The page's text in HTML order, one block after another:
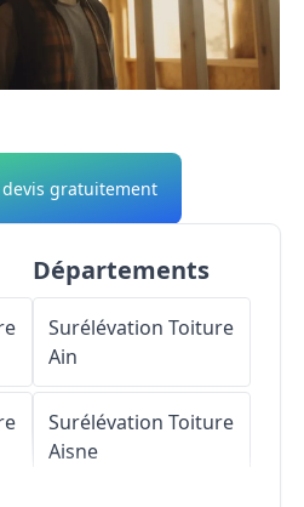
gratuitement
Départements
Surélévation Toiture
Ain
Surélévation Toiture
Aisne